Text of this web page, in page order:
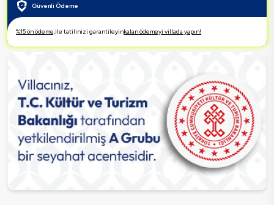
Güvenli Ödeme
%15 ön ödeme,ile tatilinizi garantileyinkalan ödemeyi villada yapın!